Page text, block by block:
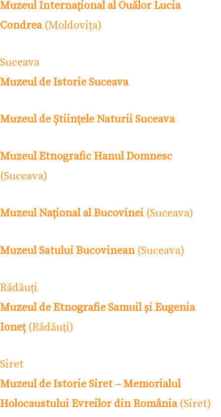
Muzeul Internațional al Ouălor Lucia
Condrea(Moldovița)
Suceava
Muzeul de Istorie Suceava
Muzeul de Științele Naturii Suceava
Muzeul Etnografic Hanul Domnesc
(Suceava)
Muzeul Național al Bucovinei (Suceava)
Muzeul Satului Bucovinean(Suceava)
Rădăuți
Muzeul de Etnografie Samuil și Eugenia
Ioneț(Rădăuți)
Siret
Muzeul de Istorie Siret – Memorialul
Holocaustului Evreilor din România(Siret)